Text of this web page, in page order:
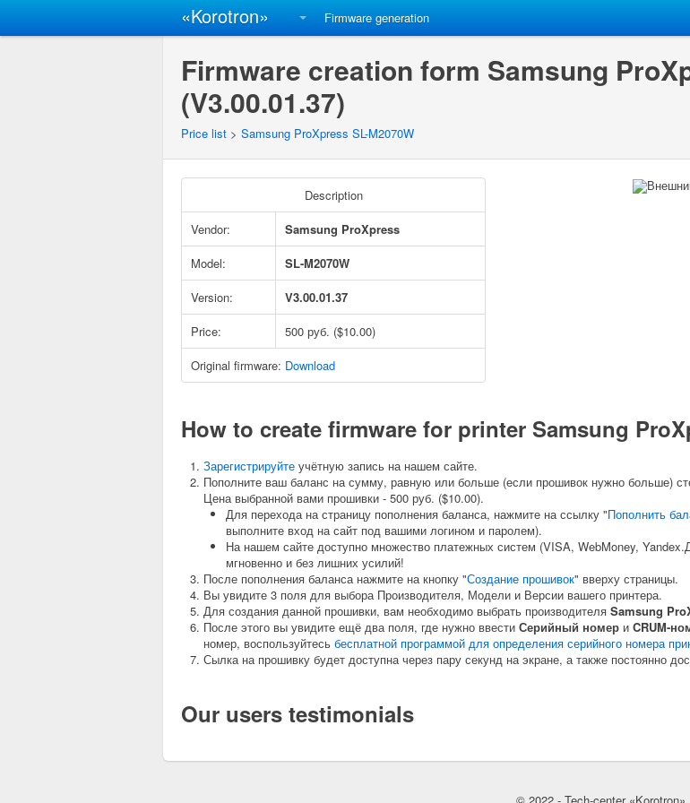
«Korotron» Firmware generation
Firmware creation form Samsung
(V3.00.01.37)
Price list > Samsung ProXpress SL-M2070W
Description
Vendor:
Samsung ProXpress
Model:
SL-M2070W
Version:
V3.00.01.37
Price:
500 руб. ($10.00)
Original firmware: Download
How to create firmware for printer Samsung
Зарегистрируйте учётную запись на нашем сайте.
Пополните ваш баланс на сумму, равную или больше (если прошивок нужно больше)
Цена выбранной вами прошивки - 500 руб. ($10.00).
Для перехода на страницу пополнения баланса, нажмите на ссылку "Пополнить
выполните вход на сайт под вашими логином и паролем).
На нашем сайте доступно множество платежных систем (VISA, WebMoney,
мгновенно и без лишних усилий!
После пополнения баланса нажмите на кнопку "Создание прошивок" вверху страницы.
Вы увидите 3 поля для выбора Производителя, Модели и Версии вашего принтера.
Для создания данной прошивки, вам необходимо выбрать производителя Samsung
После этого вы увидите ещё два поля, где нужно ввести Серийный номер и CRUM-
номер, воспользуйтесь бесплатной программой для определения серийного номера
Сылка на прошивку будет доступна через пару секунд на экране, а также постоянно
Our users testimonials